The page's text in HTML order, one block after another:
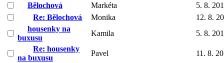
Bělochová
Markéta
5. 8.
Re: Bělochová
Monika
12. 8.
housenky na
buxusu
Kamila
5. 8.
Re: housenky
na buxusu
Pavel
11. 8.